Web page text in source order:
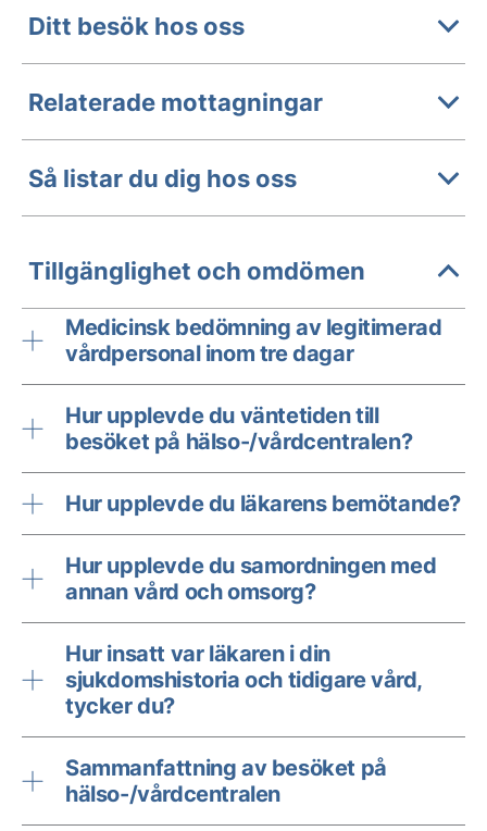
Ditt besök hos oss
Relaterade mottagningar
Så listar du dig hos oss
Tillgänglighet och omdömen
Medicinsk bedömning av legitimerad
vårdpersonal inom tre dagar
Hur upplevde du väntetiden till
besöket på hälso-/vårdcentralen?
Hur upplevde du läkarens bemötande?
Hur upplevde du samordningen med
annan vård och omsorg?
Hur insatt var läkaren i din
sjukdomshistoria och tidigare vård,
tycker du?
Sammanfattning av besöket på
hälso-/vårdcentralen